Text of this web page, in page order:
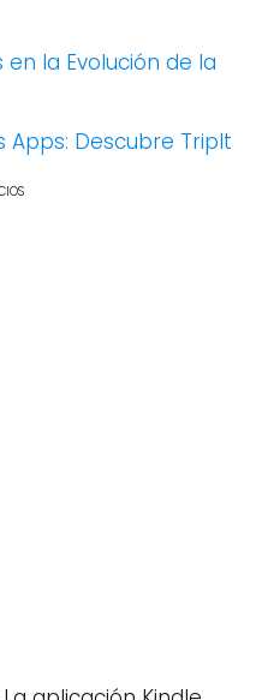
la Evolución de la
Apps: Descubre TripIt